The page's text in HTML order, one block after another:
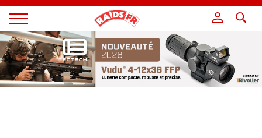
Magazine
Raids
Panneau de gestion des cookies